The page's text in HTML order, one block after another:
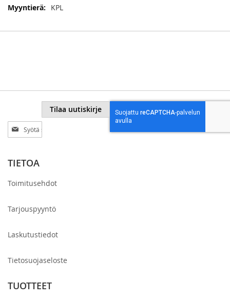
KPL
Tilaa
uutiskirjeemme:
Tilaa uutiskirje
TIETOA
Toimitusehdot
Tarjouspyyntö
Laskutustiedot
Tietosuojaseloste
TUOTTEET